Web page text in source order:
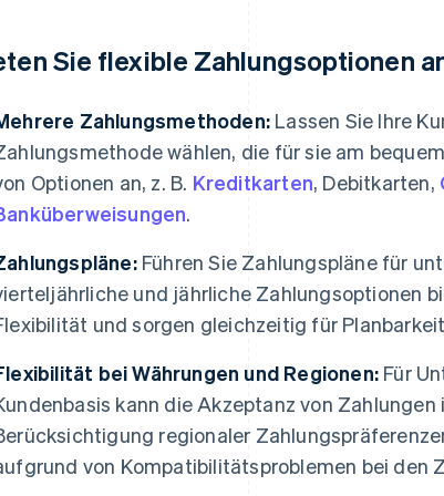
Sie flexible Zahlungsoptionen
Zahlungsmethoden: Lassen Sie Ihre
wählen, die für sie am
Optionen an, z. B. Kreditkarten, Debitkarten,
.
Führen Sie Zahlungspläne für
und jährliche Zahlungsoptionen
und sorgen gleichzeitig für
bei Währungen und Regionen: Für
kann die Akzeptanz von Zahlungen
regionaler
von Kompatibilitätsproblemen bei den